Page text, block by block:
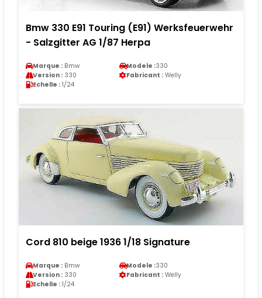
Bmw 330 E91 Touring (E91) Werksfeuerwehr
- Salzgitter AG 1/87 Herpa
Marque : Bmw Modele :330
Version : 330 Fabricant : Welly
Echelle : 1/24
Cord 810 beige 1936 1/18 Signature
Marque : Bmw Modele :330
Version : 330 Fabricant : Welly
Echelle : 1/24